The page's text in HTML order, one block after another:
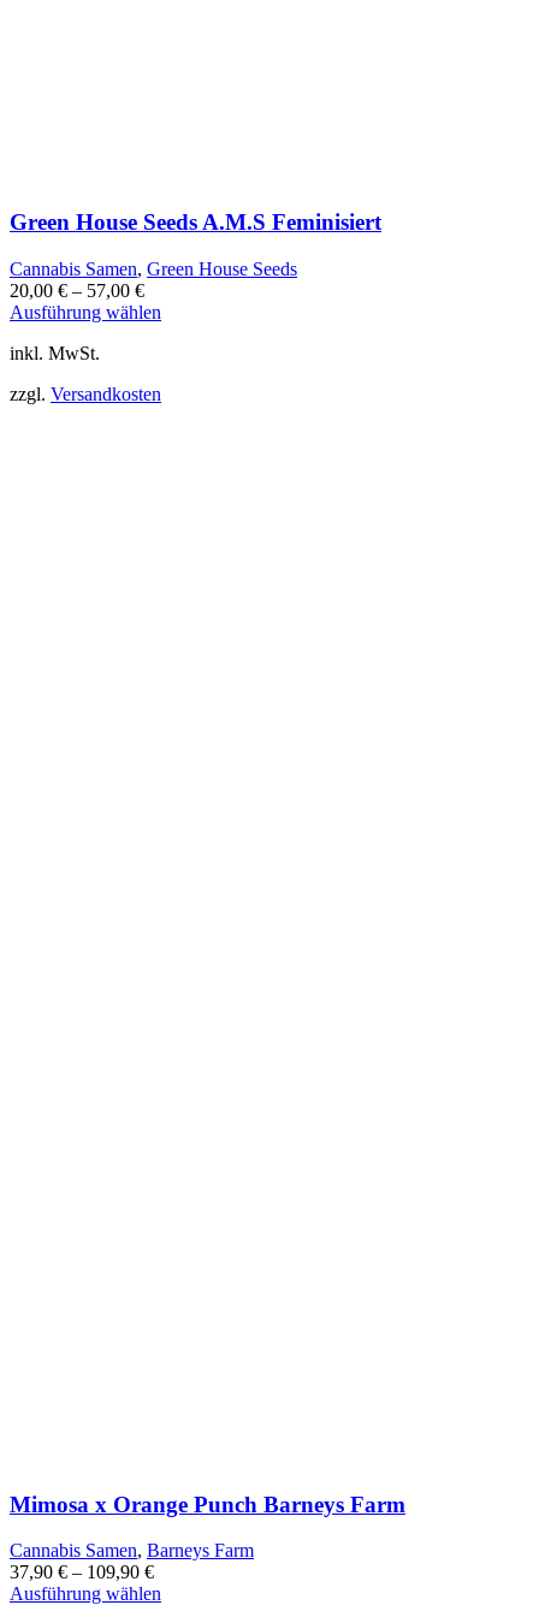
Green House Seeds A.M.S Feminisiert
Cannabis Samen, Green House Seeds
20,00 € – 57,00 €
Ausführung wählen
Varianten
inkl. MwSt.
zzgl. Versandkosten
Mimosa x Orange Punch Barneys Farm
Cannabis Samen, Barneys Farm
37,90 € – 109,90 €
Ausführung wählen